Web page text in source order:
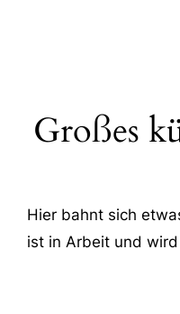
Großes
Hier bahnt sich
ist in Arbeit und